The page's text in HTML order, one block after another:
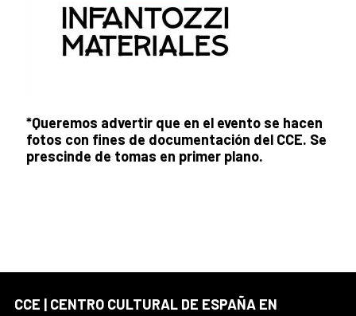
*Queremos advertir que en el evento se hacen
fotos con fines de documentación del CCE. Se
prescinde de tomas en primer plano.
CCE | CENTRO CULTURAL DE ESPAÑA EN